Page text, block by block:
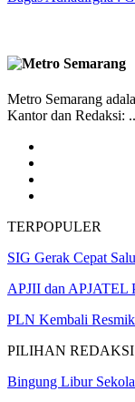
Metro Semarang
Kantor dan Redaksi: ..
TERPOPULER
SIG Gerak Cepat
APJII dan APJATEL
PLN Kembali
PILIHAN REDAKSI
Bingung Libur